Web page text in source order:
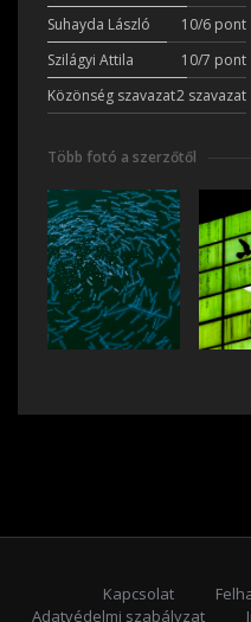
Suhayda László
10/6 pont
Szilágyi Attila
10/7 pont
Közönség szavazat2 szavazat
Több fotó a szerzőtől
Kapcsolat
Adatvédelmi szabályzat